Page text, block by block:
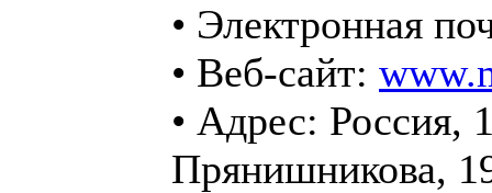
• Электронная
• Веб-сайт:
• Адрес: Россия,
Прянишникова,